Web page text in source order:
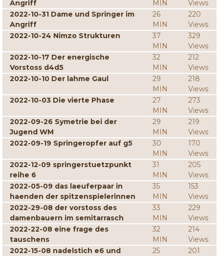
Angriff
MIN
Views
2022-10-31 Dame und Springer im
Angriff
26
MIN
220
Views
2022-10-24 Nimzo Strukturen
37
MIN
329
Views
2022-10-17 Der energische
Vorstoss d4d5
32
MIN
212
Views
2022-10-10 Der lahme Gaul
29
MIN
218
Views
2022-10-03 Die vierte Phase
27
MIN
273
Views
2022-09-26 Symetrie bei der
Jugend WM
29
MIN
219
Views
2022-09-19 Springeropfer auf g5
30
MIN
170
Views
2022-12-09 springerstuetzpunkt
reihe 6
31
MIN
205
Views
2022-05-09 das laeuferpaar in
haenden der spitzenspielerinnen
35
MIN
153
Views
2022-29-08 der vorstoss des
damenbauern im semitarrasch
33
MIN
229
Views
2022-22-08 eine frage des
tauschens
32
MIN
214
Views
2022-15-08 nadelstich e6 und
25
201